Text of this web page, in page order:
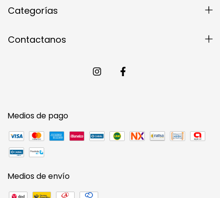
Categorías
Contactanos
Medios de pago
Medios de envío